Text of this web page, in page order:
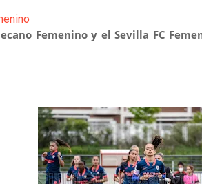
Femenino y el Sevilla FC